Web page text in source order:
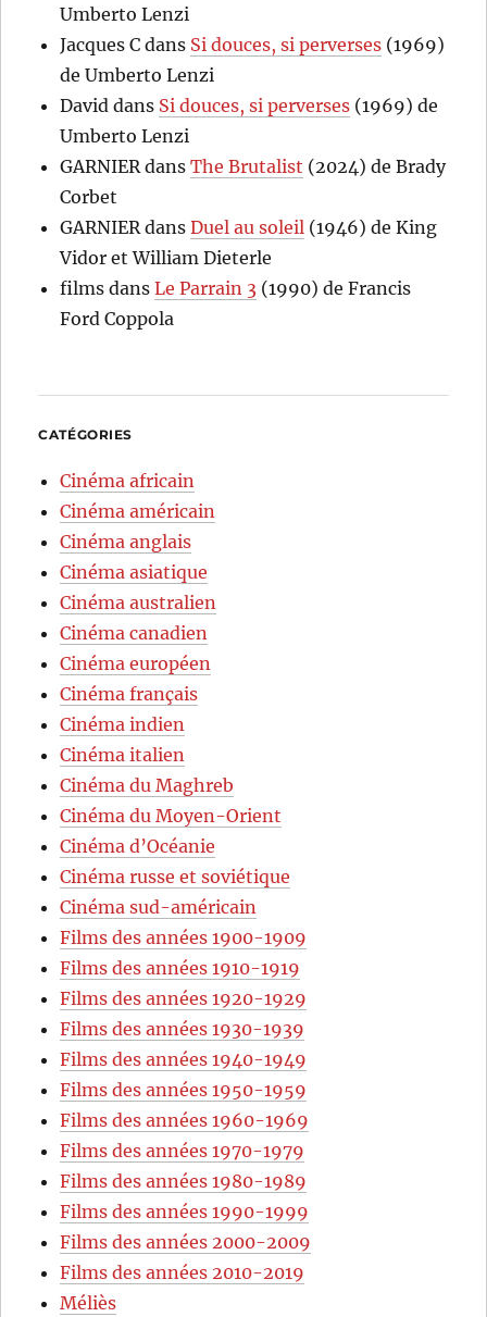
Umberto Lenzi
Jacques C dans Si douces, si perverses (1969)
de Umberto Lenzi
David dans Si douces, si perverses (1969) de
Umberto Lenzi
GARNIERdansThe Brutalist (2024) de Brady
Corbet
GARNIERdansDuel au soleil (1946) de King
Vidor et William Dieterle
films dansLe Parrain 3 (1990) de Francis
Ford Coppola
CATÉGORIES
Cinéma africain
Cinéma américain
Cinéma anglais
Cinéma asiatique
Cinéma australien
Cinéma canadien
Cinéma européen
Cinéma français
Cinéma indien
Cinéma italien
Cinéma du Maghreb
Cinéma du Moyen-Orient
Cinéma d’Océanie
Cinéma russe et soviétique
Cinéma sud-américain
Films des années 1900-1909
Films des années 1910-1919
Films des années 1920-1929
Films des années 1930-1939
Films des années 1940-1949
Films des années 1950-1959
Films des années 1960-1969
Films des années 1970-1979
Films des années 1980-1989
Films des années 1990-1999
Films des années 2000-2009
Films des années 2010-2019
Méliès